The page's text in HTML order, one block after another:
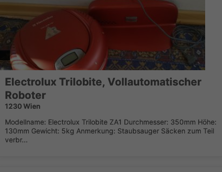
Electrolux Trilobite, Vollautomatischer
Roboter
1230 Wien
Modellname: Electrolux Trilobite ZA1 Durchmesser: 350mm Höhe:
130mm Gewicht: 5kg Anmerkung: Staubsauger Säcken zum Teil
verbr...